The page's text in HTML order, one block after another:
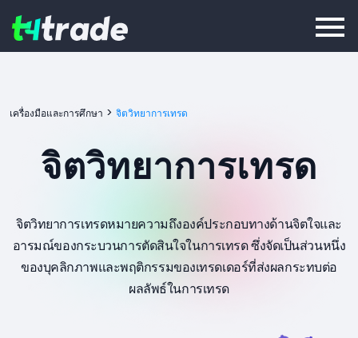
เครื่องมือและการศึกษา > จิตวิทยาการเทรด
จิตวิทยาการเทรด
จิตวิทยาการเทรดหมายความถึงองค์ประกอบทางด้านจิตใจและ
อารมณ์ของกระบวนการตัดสินใจในการเทรด ซึ่งจัดเป็นส่วนหนึ่ง
ของบุคลิกภาพและพฤติกรรมของเทรดเดอร์ที่ส่งผลกระทบต่อ
ผลลัพธ์ในการเทรด